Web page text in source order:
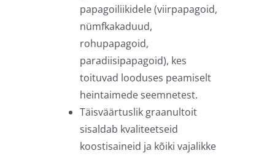
papagoiliikidele (viirpapagoid,
nümfkakaduud,
rohupapagoid,
paradiisipapagoid), kes
toituvad looduses peamiselt
heintaimede seemnetest.
Täisväärtuslik graanultoit
sisaldab kvaliteetseid
koostisaineid ja kõiki vajalikke